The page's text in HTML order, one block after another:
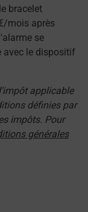
bracelet
mois après
se
avec le dispositif
applicable
définies par
impôts. Pour
générales